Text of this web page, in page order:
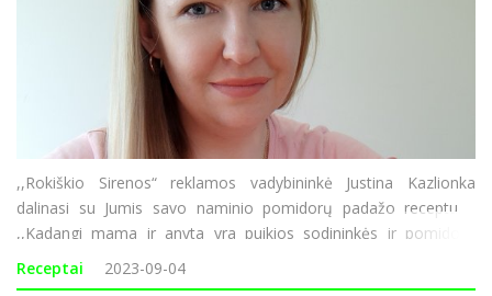
,,Rokiškio Sirenos“ reklamos vadybininkė Justina Kazlionka
dalinasi su Jumis savo naminio pomidorų padažo receptu.
,,Kadangi mama ir anyta yra puikios sodininkės ir pomidorų
šiemet priaugino tiek, kad jų nebėra kur dėti, turėjau pasukti
galvą, ką galėčiau iš j
Receptai 2023-09-04